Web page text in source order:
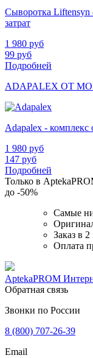
Сыворотка Liftensyn
затрат
1 980 руб
99 руб
Подробней
ADAPALEX ОТ
Adapalex -
1 980 руб
147 руб
Подробней
Только в
до -50%
Самые
Заказ в 2
Оплата
AptekaPROM
Обратная связь
Звонки по России
8 (800) 707-26-39
Email